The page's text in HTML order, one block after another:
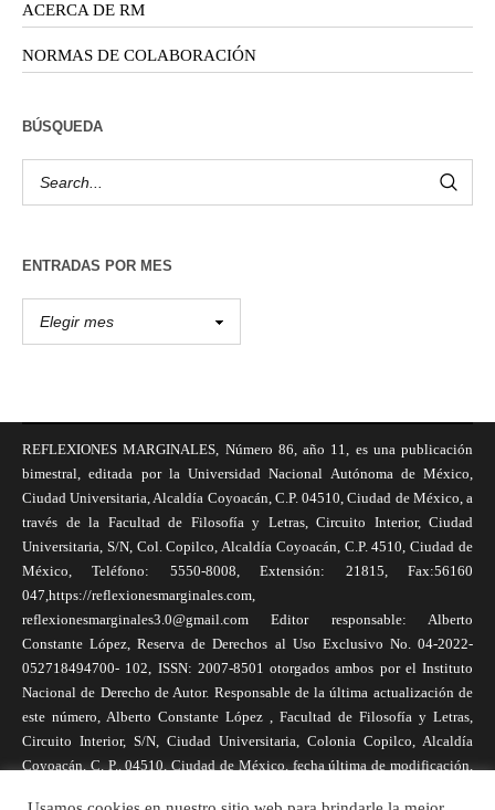
ACERCA DE RM
NORMAS DE COLABORACIÓN
BÚSQUEDA
ENTRADAS POR MES
REFLEXIONES MARGINALES, Número 86, año 11, es una publicación
bimestral, editada por la Universidad Nacional Autónoma de México,
Ciudad Universitaria, Alcaldía Coyoacán, C.P. 04510, Ciudad de México, a
través de la Facultad de Filosofía y Letras, Circuito Interior, Ciudad
Universitaria, S/N, Col. Copilco, Alcaldía Coyoacán, C.P. 4510, Ciudad de
México, Teléfono: 5550-8008, Extensión: 21815, Fax:56160
047,https://reflexionesmarginales.com,
reflexionesmarginales3.0@gmail.com Editor responsable: Alberto
Constante López, Reserva de Derechos al Uso Exclusivo No. 04-2022-
052718494700- 102, ISSN: 2007-8501 otorgados ambos por el Instituto
Nacional de Derecho de Autor. Responsable de la última actualización de
este número, Alberto Constante López , Facultad de Filosofía y Letras,
Circuito Interior, S/N, Ciudad Universitaria, Colonia Copilco, Alcaldía
Coyoacán, C. P., 04510, Ciudad de México, fecha última de modificación,